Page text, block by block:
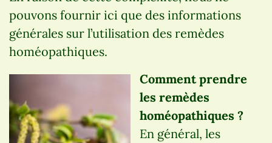
pouvons fournir ici que des informations
générales sur l’utilisation des remèdes
homéopathiques.
Comment prendre
les remèdes
homéopathiques ?
En général, les